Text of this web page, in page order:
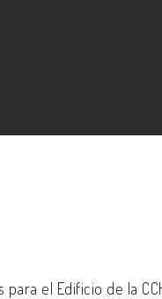
el Edificio de la